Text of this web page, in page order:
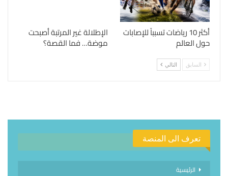
أكثر 10 رياضات تسبباً للإصابات
حول العالم
الإطلالة غير المرتبة أصبحت
موضة… فما القصة؟
السابق التالي
تعرف الى المنصة
الرئيسية